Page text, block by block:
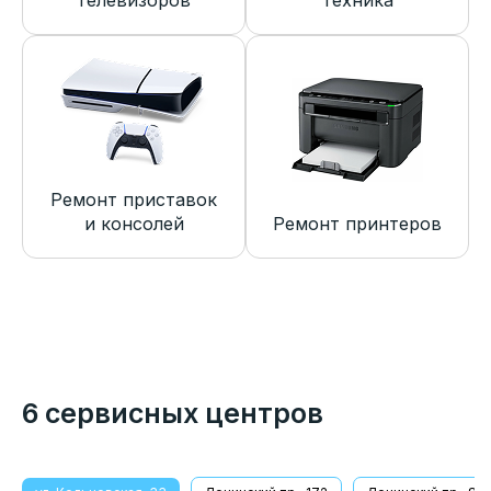
Ремонт приставок
и консолей
Ремонт принтеров
6 сервисных центров